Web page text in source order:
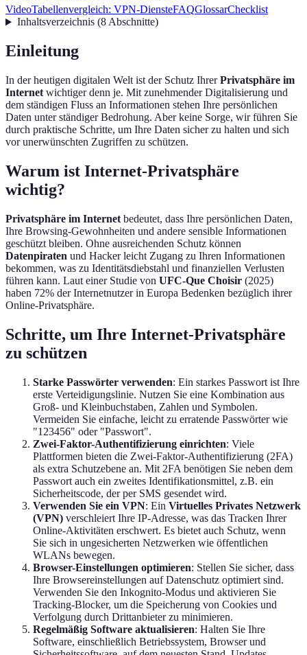
VideoTabellenvergleich: VPN-DiensteFAQGlossarChecklist
Inhaltsverzeichnis(8Abschnitte)
Einleitung
In der heutigen digitalen Welt ist der Schutz IhrerPrivatsphäre im
Internet wichtiger denn je. Mit zunehmender Digitalisierung und
dem ständigen Fluss an Informationen stehen Ihre persönlichen
Daten unter ständiger Bedrohung. Aber keine Sorge, wir führen Sie
durch praktische Schritte, um Ihre Daten sicher zu halten und sich
vor unerwünschten Zugriffen zu schützen.
Warum ist Internet-Privatsphäre
wichtig?
Privatsphäre im Internet bedeutet, dass Ihre persönlichen Daten,
Ihre Browsing-Gewohnheiten und andere sensible Informationen
geschützt bleiben. Ohne ausreichenden Schutz können
Datenpiraten und Hacker leicht Zugang zu Ihren Informationen
bekommen, was zu Identitätsdiebstahl und finanziellen Verlusten
führen kann. Laut einer Studie von UFC-Que Choisir (2025)
haben 72% der Internetnutzer in Europa Bedenken bezüglich ihrer
Online-Privatsphäre.
Schritte, um Ihre Internet-Privatsphäre
zu schützen
Starke Passwörter verwenden: Ein starkes Passwort ist Ihre
erste Verteidigungslinie. Nutzen Sie eine Kombination aus
Groß- und Kleinbuchstaben, Zahlen und Symbolen.
Vermeiden Sie einfache, leicht zu erratende Passwörter wie
"123456" oder "Passwort".
Zwei-Faktor-Authentifizierung einrichten: Viele
Plattformen bieten die Zwei-Faktor-Authentifizierung (2FA)
als extra Schutzebene an. Mit 2FA benötigen Sie neben dem
Passwort auch ein zweites Identifikationsmittel, z.B. ein
Sicherheitscode, der per SMS gesendet wird.
Verwenden Sie ein VPN: Ein Virtuelles Privates Netzwerk
(VPN) verschleiert Ihre IP-Adresse, was das Tracken Ihrer
Online-Aktivitäten erschwert. Es bietet auch Schutz, wenn
Sie sich in ungesicherten Netzwerken wie öffentlichen
WLANs bewegen.
Browser-Einstellungen optimieren: Stellen Sie sicher, dass
Ihre Browsereinstellungen auf Datenschutz optimiert sind.
Verwenden Sie den Inkognito-Modus und aktivieren Sie
Tracking-Blocker, um die Speicherung von Cookies und
Verfolgung durch Drittanbieter zu minimieren.
Regelmäßig Software aktualisieren: Halten Sie Ihre
Software, einschließlich Betriebssystem, Browser und